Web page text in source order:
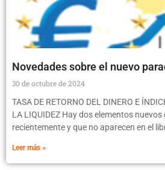
Novedades sobre el nuevo
30 de octubre de 2024
TASA DE RETORNO DEL DINERO E
LA LIQUIDEZ Hay dos elementos
recientemente y que no aparecen en el
Leer más »